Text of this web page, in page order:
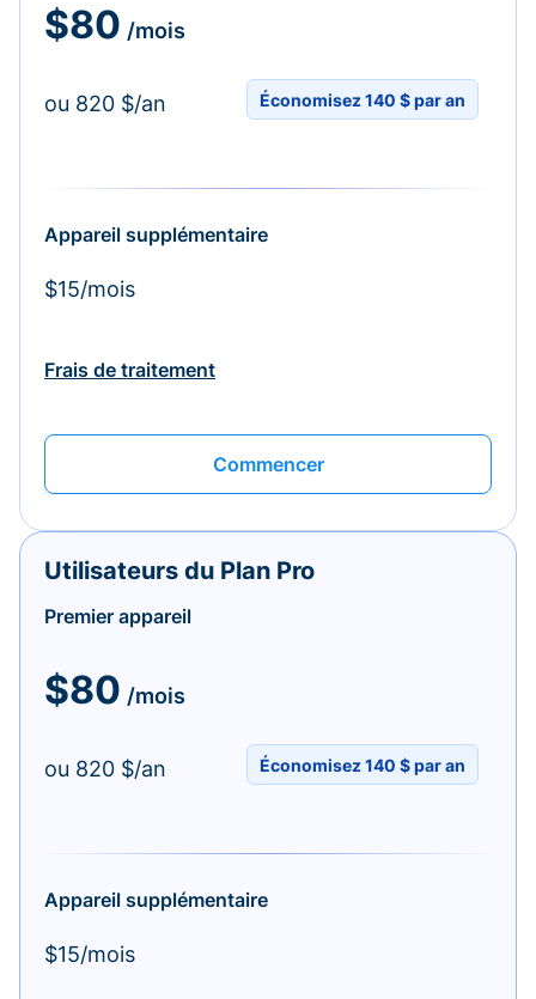
$80 /mois
ou 820 $/an Économisez 140 $ par an
Appareil supplémentaire
$15/mois
Frais de traitement
Commencer
Utilisateurs du Plan Pro
Premier appareil
$80 /mois
ou 820 $/an Économisez 140 $ par an
Appareil supplémentaire
$15/mois